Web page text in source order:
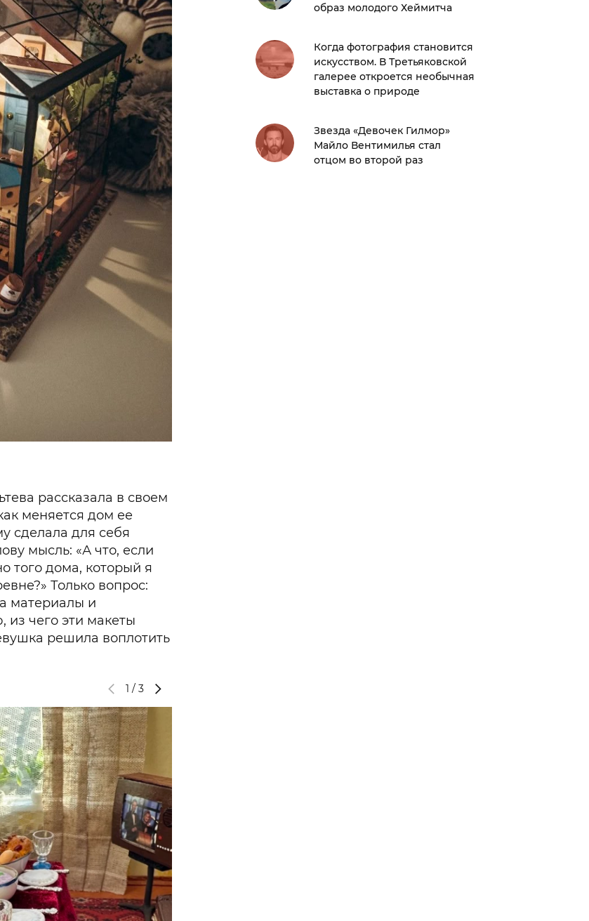
рассказала в своем
меняется дом ее
сделала для себя
мысль: «А что, если
того дома, который я
Только вопрос:
материалы и
из чего эти макеты
решила воплотить
1 /3
образ молодого Хеймитча
Когда фотография становится
искусством. В Третьяковской
галерее откроется необычная
выставка о природе
Звезда «Девочек Гилмор»
Майло Вентимилья стал
отцом во второй раз